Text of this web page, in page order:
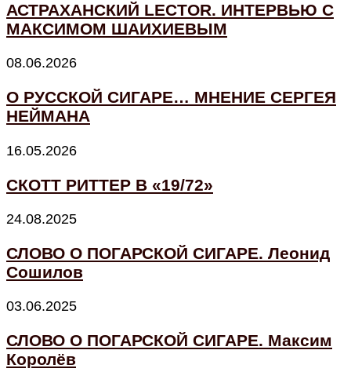
АСТРАХАНСКИЙ LECTOR. ИНТЕРВЬЮ С
МАКСИМОМ ШАИХИЕВЫМ
08.06.2026
О РУССКОЙ СИГАРЕ… МНЕНИЕ СЕРГЕЯ
НЕЙМАНА
16.05.2026
СКОТТ РИТТЕР В «19/72»
24.08.2025
СЛОВО О ПОГАРСКОЙ СИГАРЕ. Леонид
Сошилов
03.06.2025
СЛОВО О ПОГАРСКОЙ СИГАРЕ. Максим
Королёв